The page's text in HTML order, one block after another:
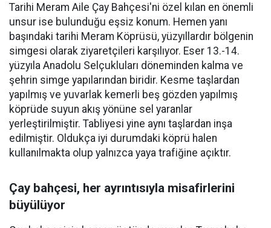
Tarihi Meram Aile Çay Bahçesi'ni özel kılan en önemli
unsur ise bulunduğu eşsiz konum. Hemen yanı
başındaki tarihi Meram Köprüsü, yüzyıllardır bölgenin
simgesi olarak ziyaretçileri karşılıyor. Eser 13.-14.
yüzyıla Anadolu Selçukluları döneminden kalma ve
şehrin simge yapılarından biridir. Kesme taşlardan
yapılmış ve yuvarlak kemerli beş gözden yapılmış
köprüde suyun akış yönüne sel yaranlar
yerleştirilmiştir. Tabliyesi yine aynı taşlardan inşa
edilmiştir. Oldukça iyi durumdaki köprü halen
kullanılmakta olup yalnızca yaya trafiğine açıktır.
Çay bahçesi, her ayrıntısıyla misafirlerini
büyülüyor